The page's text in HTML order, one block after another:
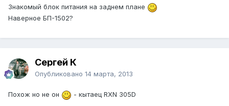
Знакомый блок питания на заднем плане
Наверное БП-1502?
Сергей К
Опубликовано 14 марта, 2013
Похож но не он - кытаец RXN 305D